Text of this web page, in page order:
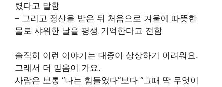
텼다고 말함
– 그리고 정산을 받은 뒤 처음으로 겨울에 따뜻한
물로 샤워한 날을 평생 기억한다고 전함
솔직히 이런 이야기는 대중이 상상하기 어려워요.
그래서 더 믿음이 가요.
사람은 보통 “나는 힘들었다”보다 “그때 딱 무엇이